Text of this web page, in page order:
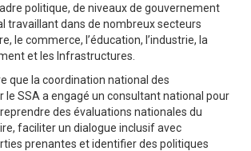
politique, de niveaux de gouvernement
travaillant dans de nombreux secteurs
le commerce, l’éducation, l’industrie, la
et les Infrastructures.
que la coordination national des
le SSA a engagé un consultant national pour
des évaluations nationales du
faciliter un dialogue inclusif avec
prenantes et identifier des politiques